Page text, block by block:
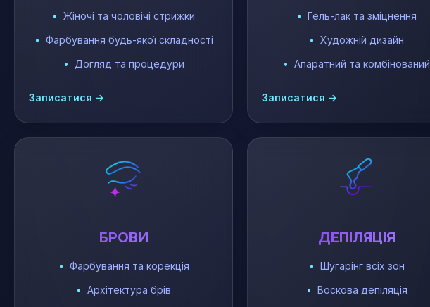
Жіночі та чоловічі стрижки
Фарбування будь-якої складності
Догляд та процедури
Записатися →
Гель-лак та зміцнення
Художній дизайн
Апаратний та комбінований
Записатися →
БРОВИ
Фарбування та корекція
Архітектура брів
ДЕПІЛЯЦІЯ
Шугарінг всіх зон
Воскова депіляція